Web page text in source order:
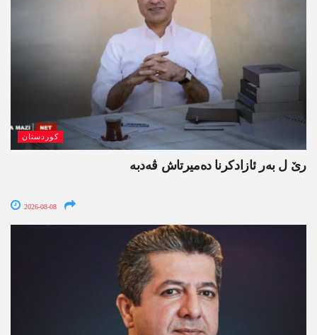
کوردستان
رێ ل بەر ئازادکرنا دەمیرتاش ڤەدبە
2026-08-08